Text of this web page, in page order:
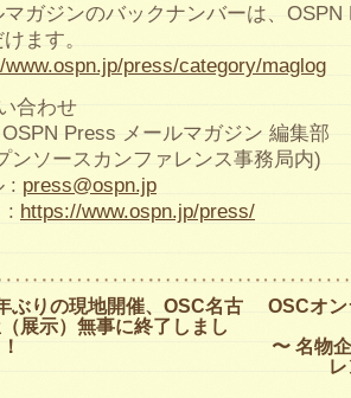
マガジンのバックナンバーは、
ます。
www.ospn.jp/press/category/maglog
合わせ
Press メールマガジン 編集部
ンソースカンファレンス事務局内)
: press@ospn.jp
: https://www.ospn.jp/press/
ぶりの現地開催、OSC名古
展示）無事に終了しまし
OSCオ
〜 名物